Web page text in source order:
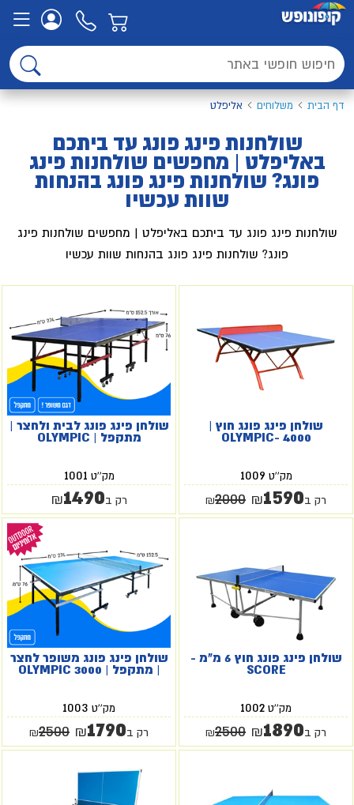
דף הבית משלוחים אליפלט
שולחנות פינג פונג עד ביתכם
באליפלט | מחפשים שולחנות פינג
פונג? שולחנות פינג פונג בהנחות
שוות עכשיו
שולחנות פינג פונג עד ביתכם באליפלט | מחפשים שולחנות פינג
פונג? שולחנות פינג פונג בהנחות שוות עכשיו
שולחן פינג פונג חוץ |
OLYMPIC- 4000
מק''ט 1009
רק ב ₪1590
₪2000
שולחן פינג פונג לבית ולחצר |
מתקפל | OLYMPIC
מק''ט 1001
רק ב ₪1490
שולחן פינג פונג חוץ 6 מ"מ -
SCORE
מק''ט 1002
רק ב ₪1890
₪2500
שולחן פינג פונג משופר לחצר
| מתקפל | OLYMPIC 3000
מק''ט 1003
רק ב ₪1790
₪2500